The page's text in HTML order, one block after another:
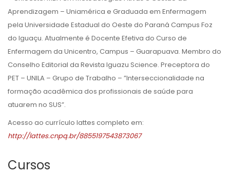
Aprendizagem – Uniamérica e Graduada em Enfermagem
pela Universidade Estadual do Oeste do Paraná Campus Foz
do Iguaçu. Atualmente é Docente Efetiva do Curso de
Enfermagem da Unicentro, Campus – Guarapuava. Membro do
Conselho Editorial da Revista Iguazu Science. Preceptora do
PET – UNILA – Grupo de Trabalho – ”Interseccionalidade na
formação acadêmica dos profissionais de saúde para
atuarem no SUS”.
Acesso ao currículo lattes completo em:
http://lattes.cnpq.br/8855197543873067
Cursos